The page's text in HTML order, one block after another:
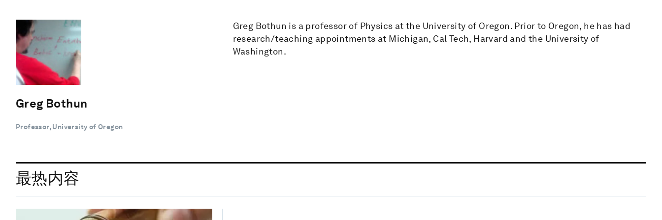
Greg Bothun
Professor, University of Oregon
Greg Bothun is a professor of Physics at the University of Oregon. Prior to Oregon, he has had
research/teaching appointments at Michigan, Cal Tech, Harvard and the University of
Washington.
最热内容